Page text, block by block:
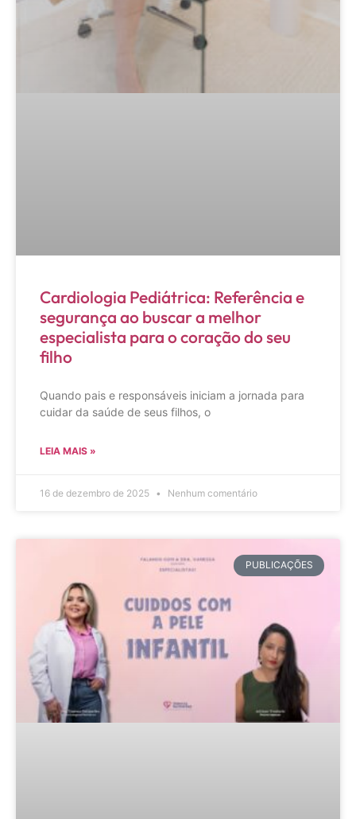
Cardiologia Pediátrica: Referência e
segurança ao buscar a melhor
especialista para o coração do seu
filho
Quando pais e responsáveis iniciam a jornada para
cuidar da saúde de seus filhos, o
LEIA MAIS »
16 de dezembro de 2025 Nenhum comentário
PUBLICAÇÕES